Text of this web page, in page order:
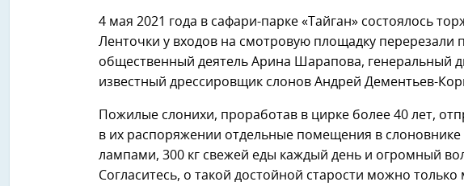
4 мая 2021 года в сафари-парке «Тайган» состоялось
Ленточки у входов на смотровую площадку перерезали
общественный деятель Арина Шарапова, генеральный
известный дрессировщик слонов Андрей Дементьев-
Пожилые слонихи, проработав в цирке более 40 лет,
в их распоряжении отдельные помещения в
лампами, 300 кг свежей еды каждый день и огромный
Согласитесь, о такой достойной старости можно только